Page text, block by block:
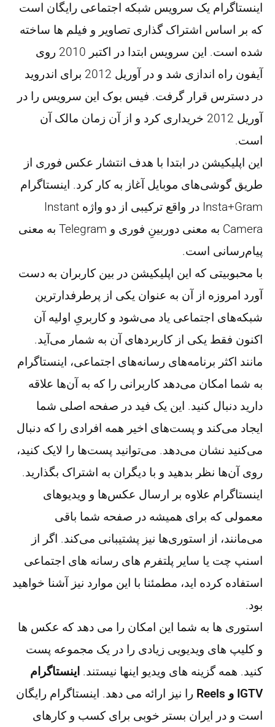
اینستاگرام یک سرویس شبکه اجتماعی رایگان است
که بر اساس اشتراک گذاری تصاویر و فیلم ها ساخته
شده است. این سرویس ابتدا در اکتبر 2010 روی
آیفون راه اندازی شد و در آوریل 2012 برای اندروید
در دسترس قرار گرفت. فیس بوک این سرویس را در
آوریل 2012 خریداری کرد و از آن زمان مالک آن
است.
این اپلیکیشن در ابتدا با هدف انتشار عکس فوری از
طریق گوشی‌های موبایل آغاز به کار کرد. اینستاگرام
Insta+Gram در واقع ترکیبی از دو واژه Instant
Camera به معنی دوربینِ فوری و Telegram به معنی
پیام‌رسانی است.
با محبوبیتی که این اپلیکیشن در بین کاربران به دست
آورد امروزه از آن به عنوان یکی از پرطرفدارترین
شبکه‌های اجتماعی یاد می‌شود و کاربریِ اولیه آن
اکنون فقط یکی از کاربردهای آن به شمار می‌آید.
مانند اکثر برنامه‌های رسانه‌های اجتماعی، اینستاگرام
به شما امکان می‌دهد کاربرانی را که به آن‌ها علاقه
دارید دنبال کنید. این یک فید در صفحه اصلی شما
ایجاد می‌کند و پست‌های اخیر همه افرادی را که دنبال
می‌کنید نشان می‌دهد. می‌توانید پست‌ها را لایک کنید،
روی آن‌ها نظر بدهید و با دیگران به اشتراک بگذارید.
اینستاگرام علاوه بر ارسال عکس‌ها و ویدیوهای
معمولی که برای همیشه در صفحه شما باقی
می‌مانند، از استوری‌ها نیز پشتیبانی می‌کند. اگر از
اسنپ چت یا سایر پلتفرم های رسانه های اجتماعی
استفاده کرده اید، مطمئنا با این موارد نیز آشنا خواهید
بود.
استوری ها به شما این امکان را می دهد که عکس ها
و کلیپ های ویدیویی زیادی را در یک مجموعه پست
کنید. همه گزینه های ویدیو اینها نیستند. اینستاگرام
IGTV و Reels
را نیز ارائه می دهد. اینستاگرام رایگان
است و در ایران بستر خوبی برای کسب و کارهای